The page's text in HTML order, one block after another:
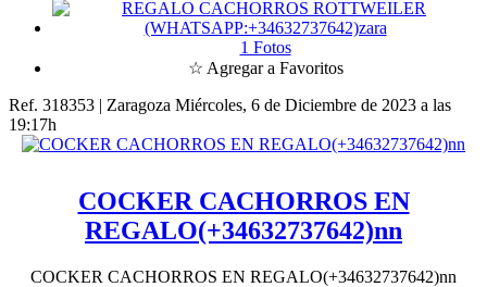
1 Fotos
☆ Agregar a Favoritos
Ref. 318353 | Zaragoza Miércoles, 6 de Diciembre de 2023 a las
19:17h
COCKER CACHORROS EN
REGALO(+34632737642)nn
COCKER CACHORROS EN REGALO(+34632737642)nn